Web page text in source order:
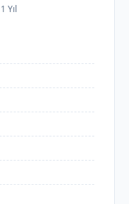
1 Yıl